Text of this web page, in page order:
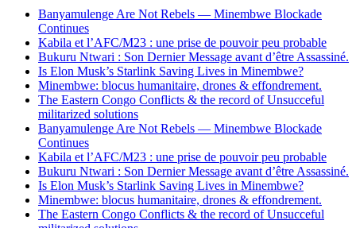
Banyamulenge Are Not Rebels — Minembwe Blockade
Continues
Kabila et l’AFC/M23 : une prise de pouvoir peu probable
Bukuru Ntwari : Son Dernier Message avant d’être Assassiné.
Is Elon Musk’s Starlink Saving Lives in Minembwe?
Minembwe: blocus humanitaire, drones & effondrement.
The Eastern Congo Conflicts & the record of Unsucceful
militarized solutions
Banyamulenge Are Not Rebels — Minembwe Blockade
Continues
Kabila et l’AFC/M23 : une prise de pouvoir peu probable
Bukuru Ntwari : Son Dernier Message avant d’être Assassiné.
Is Elon Musk’s Starlink Saving Lives in Minembwe?
Minembwe: blocus humanitaire, drones & effondrement.
The Eastern Congo Conflicts & the record of Unsucceful